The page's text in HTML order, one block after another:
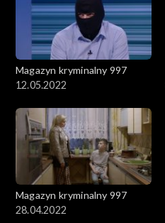
Magazyn kryminalny 997
12.05.2022
Magazyn kryminalny 997
28.04.2022